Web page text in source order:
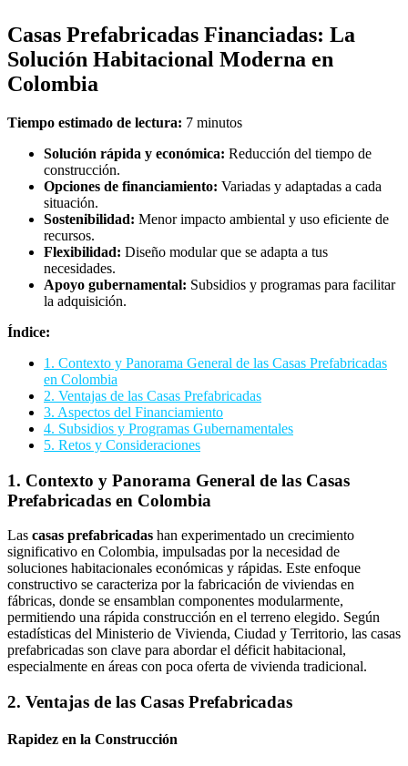
Casas Prefabricadas Financiadas: La
Solución Habitacional Moderna en
Colombia
Tiempo estimado de lectura: 7 minutos
Solución rápida y económica: Reducción del tiempo de
construcción.
Opciones de financiamiento: Variadas y adaptadas a cada
situación.
Sostenibilidad: Menor impacto ambiental y uso eficiente de
recursos.
Flexibilidad: Diseño modular que se adapta a tus
necesidades.
Apoyo gubernamental: Subsidios y programas para facilitar
la adquisición.
Índice:
1. Contexto y Panorama General de las Casas Prefabricadas
en Colombia
2. Ventajas de las Casas Prefabricadas
3. Aspectos del Financiamiento
4. Subsidios y Programas Gubernamentales
5. Retos y Consideraciones
1. Contexto y Panorama General de las Casas
Prefabricadas en Colombia
Las casas prefabricadas han experimentado un crecimiento
significativo en Colombia, impulsadas por la necesidad de
soluciones habitacionales económicas y rápidas. Este enfoque
constructivo se caracteriza por la fabricación de viviendas en
fábricas, donde se ensamblan componentes modularmente,
permitiendo una rápida construcción en el terreno elegido. Según
estadísticas del Ministerio de Vivienda, Ciudad y Territorio, las casas
prefabricadas son clave para abordar el déficit habitacional,
especialmente en áreas con poca oferta de vivienda tradicional.
2. Ventajas de las Casas Prefabricadas
Rapidez en la Construcción